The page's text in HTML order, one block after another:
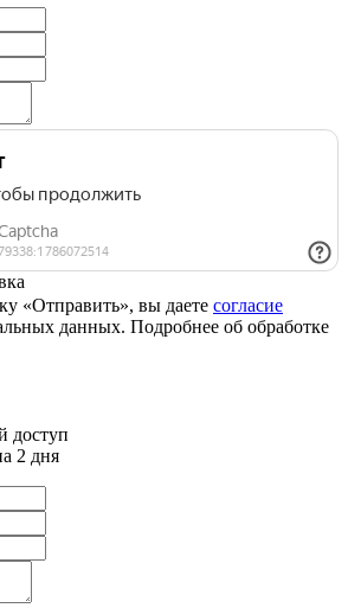
«Отправить», вы даете согласие
данных. Подробнее об обработке
доступ
2 дня